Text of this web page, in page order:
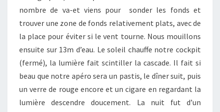
nombre de va-et viens pour sonder les fonds et
trouver une zone de fonds relativement plats, avec de
la place pour éviter si le vent tourne. Nous mouillons
ensuite sur 13m d’eau. Le soleil chauffe notre cockpit
(fermé), la lumière fait scintiller la cascade. Il fait si
beau que notre apéro sera un pastis, le dîner suit, puis
un verre de rouge encore et un cigare en regardant la
lumière descendre doucement. La nuit fut d’un